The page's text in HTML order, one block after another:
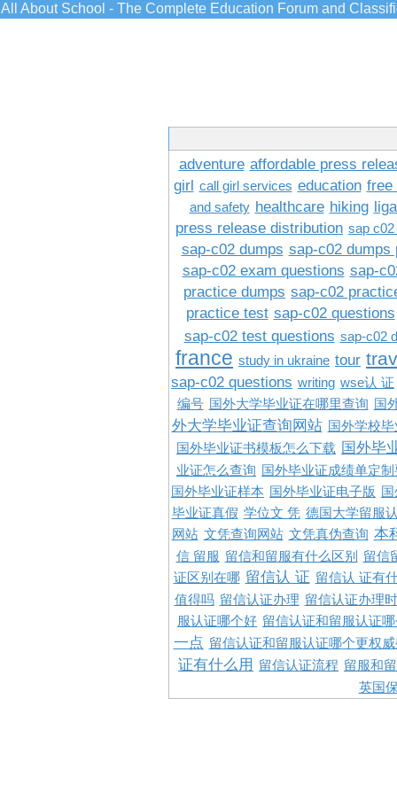
All About School - The Complete Education Forum and
adventure affordable press
girl call girl services education free
and safety healthcare hiking
press release distribution sap
sap-c02 dumps sap-c02 dumps
sap-c02 exam questions sap-
practice dumps sap-c02
practice test sap-c02 questions
sap-c02 test questions sap-c02
france study in ukraine tour
sap-c02 questions writing wse认 证
编号 国外大学毕业证在哪里查询 国
外大学毕业证查询网站 国外学校
国外毕业证书模板怎么下载 国外毕
业证怎么查询
国外毕业证成绩单定
国外毕业证样本
国外毕业证电子版
毕业证真假 学位文 凭 德国大学留服
网站 文凭查询网站 文凭真伪查询 本
信 留服 留信和留服有什么区别
留信
证区别在哪 留信认 证 留信认 证有
值得吗 留信认证办理 留信认证办理
服认证哪个好 留信认证和留服认证
一点 留信认证和留服认证哪个更权
证有什么用 留信认证流程 留服和
英国